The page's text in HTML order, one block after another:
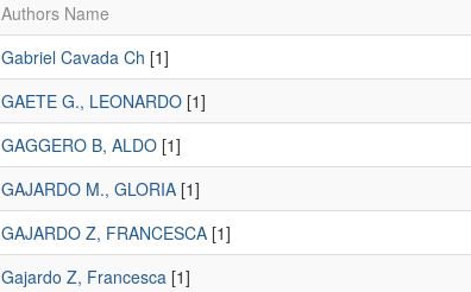
Authors Name
Gabriel Cavada Ch [1]
GAETE G., LEONARDO[1]
GAGGERO B, ALDO[1]
GAJARDO M., GLORIA[1]
GAJARDO Z, FRANCESCA[1]
Gajardo Z, Francesca[1]